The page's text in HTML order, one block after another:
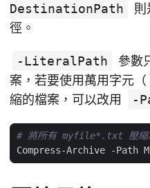
DestinationPath
則
徑。
-LiteralPath
參數
案，若要使用萬用字元（
縮的檔案，可以改用
-
# 將所有 myfile*.txt 壓